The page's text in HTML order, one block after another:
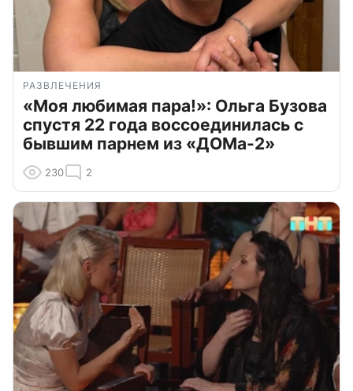
РАЗВЛЕЧЕНИЯ
«Моя любимая пара!»: Ольга Бузова
спустя 22 года воссоединилась с
бывшим парнем из «ДОМа-2»
230 2